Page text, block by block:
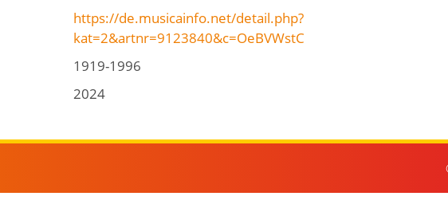
https://de.musicainfo.net/detail.php?
kat=2&artnr=9123840&c=OeBVWstC
1919-1996
2024